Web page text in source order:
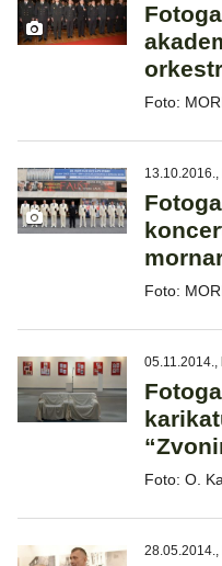
Foto:
13.10.2016.,
Foto:
05.11.2014.,
Foto: O.
28.05.2014.,